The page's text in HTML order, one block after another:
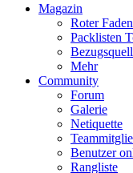
Magazin
Roter Faden
Packlisten
Mehr
Community
Forum
Galerie
Netiquette
Benutzer
Rangliste